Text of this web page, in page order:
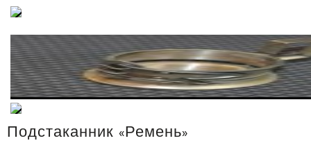
Подстаканник «Ремень»